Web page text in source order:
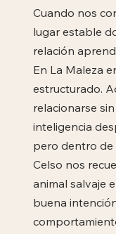
Cuando nos
lugar estable
relación
En La Maleza
estructurado.
relacionarse
inteligencia
pero dentro de
Celso nos
animal salvaje
buena